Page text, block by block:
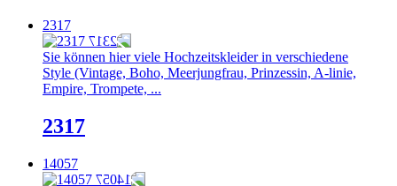
2317
Sie können hier viele Hochzeitskleider in verschiedene
Style (Vintage, Boho, Meerjungfrau, Prinzessin, A-linie,
Empire, Trompete, ...
2317
14057